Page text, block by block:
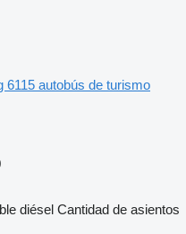
6115 autobús de turismo
diésel Cantidad de asientos